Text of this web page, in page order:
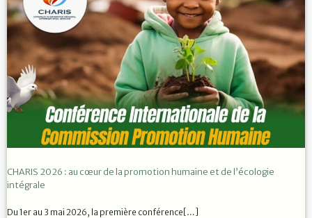
CHARIS 2026 : au cœur de la promotion humaine et de l’écologie
intégrale
Du 1er au 3 mai 2026, la première conférence[…]